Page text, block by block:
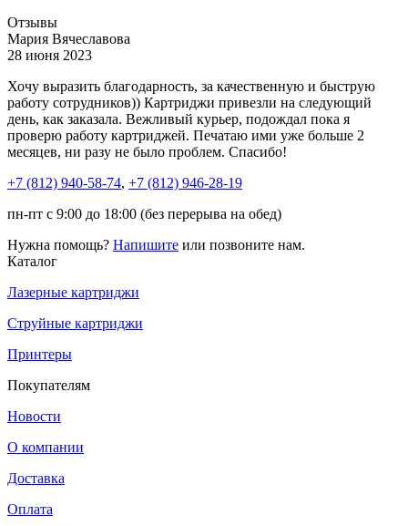
Отзывы
Мария Вячеславова
28 июня 2023
Хочу выразить благодарность, за качественную и быструю
работу сотрудников)) Картриджи привезли на следующий
день, как заказала. Вежливый курьер, подождал пока я
проверю работу картриджей. Печатаю ими уже больше 2
месяцев, ни разу не было проблем. Спасибо!
+7 (812) 940-58-74, +7 (812) 946-28-19
пн-пт с 9:00 до 18:00 (без перерыва на обед)
Нужна помощь? Напишите или позвоните нам.
Каталог
Лазерные картриджи
Струйные картриджи
Принтеры
Покупателям
Новости
О компании
Доставка
Оплата